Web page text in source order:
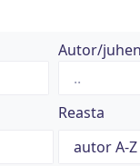
Autor/
Reasta